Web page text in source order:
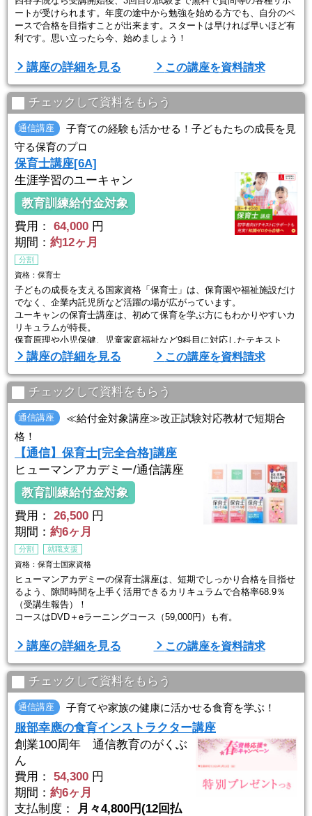
ートが受けられます。年度の途中から勉強を始める方でも、自分のペ
ースで合格を目指すことが出来ます。スタートは早ければ早いほど有
利です。思い立ったら今、始めましょう！
【四谷学院だけの55段階システム】
初心者の方も基礎からラクラク合格力を養成！8科目もある保育士試
験を確実に突破できるよう、55段階という独自のプログラムを導入。
小さなステップを1つずつクリアしていく学習システムだから、初心
者の方でも簡単・着実に知識が身につきます。子育 ...
講座の詳細を見る この講座を資料請求
チェックして資料をもらう
通信講座
子育ての経験も活かせる！子どもたちの成長を見
守る保育のプロ
保育士講座[6A]
生涯学習のユーキャン
教育訓練給付金対象
費用：
64,000 円
期間： 約12ヶ月
分割
資格：保育士
子どもの成長を支える国家資格「保育士」は、保育園や福祉施設だけ
でなく、企業内託児所など活躍の場が広がっています。
ユーキャンの保育士講座は、初めて保育を学ぶ方にもわかりやすいカ
リキュラムが特長。
保育原理や小児保健、児童家庭福祉など9科目に対応したテキスト
は、過去の試験を徹底的に分析し、試験に出ると予想されるポイント
を絞り込んだオリジナル。理解しやすい工夫が満載で、効率よく合格
力が身につきます。
さらに、実技対策試験として、その年の課題を反映した「実技試験対
策セット」をご用意。過去の出題傾向を踏 ...
講座の詳細を見る この講座を資料請求
チェックして資料をもらう
通信講座
≪給付金対象講座≫改正試験対応教材で短期合
格！
【通信】保育士[完全合格]講座
ヒューマンアカデミー/通信講座
教育訓練給付金対象
費用：
26,500 円
期間： 約6ヶ月
分割
就職支援
資格：保育士国家資格
ヒューマンアカデミーの保育士講座は、短期でしっかり合格を目指せ
るよう、隙間時間を上手く活用できるカリキュラムで合格率68.9％
（受講生報告）！
コースはDVD＋eラーニングコース（59,000円）も有。
★POINT1
6ヶ月で合格力が身につく濃密カリキュラム
ヒューマンアカデミーが、全国平均（約20％）の3倍越えの合格率を
誇るその理由は「濃密カリキュラム」にあります。膨大な出題範囲か
ら試験合格に直結する知識だけを徹底的に絞り込み、必要最小限の学
習量で最短6ヶ月で合格を目指せます。
★POI ...
講座の詳細を見る この講座を資料請求
チェックして資料をもらう
通信講座 子育てや家族の健康に活かせる食育を学ぶ！
服部幸應の食育インストラクター講座
創業100周年 通信教育のがくぶ
ん
費用：
54,300 円
期間： 約6ヶ月
支払制度：
月々4,800円(12回払